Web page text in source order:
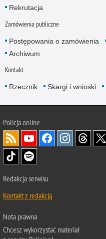
Rekrutacja
Zamówienia publiczne
Postępowania o zamówienia
Archiwum
Kontakt
Rzecznik Skargi i wnioski
Policjaonline
Redakcja serwisu
Kontakt z redakcją
Nota prawna
Chcesz wykorzystać materiał